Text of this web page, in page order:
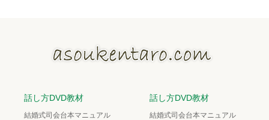
話し方DVD教材
結婚式司会台本マニュアル
話し方DVD教材
結婚式司会台本マニュアル